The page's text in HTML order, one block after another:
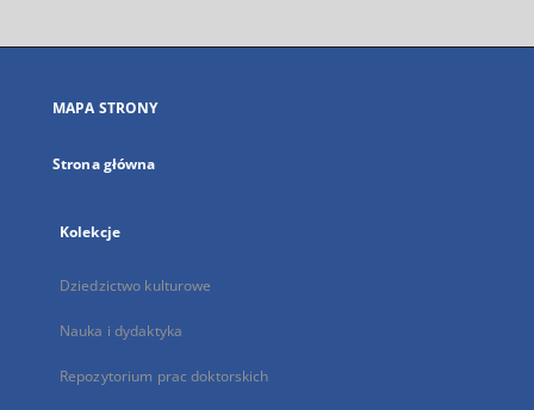
się
karcie
MAPA STRONY
Strona główna
Kolekcje
Dziedzictwo kulturowe
Nauka i dydaktyka
Repozytorium prac doktorskich